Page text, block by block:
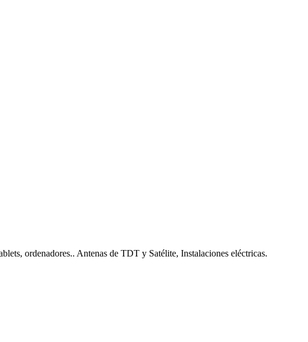
ordenadores.. Antenas de TDT y Satélite, Instalaciones eléctricas.